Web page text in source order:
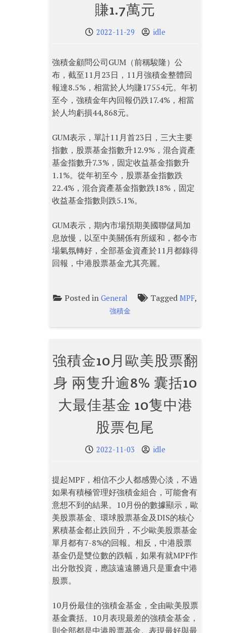
賺1.7萬元
2022-11-29 idle
強積金顧問公司GUM（前稱駿隆）公
布，截至11月23日，11月強積金整體回
報達8.5%，相當於人均賺17554元。年初
至今，強積金年內回報仍跌17.4%，相當
於人均虧損44,868元。
GUM表示，單計11月首23日，三大主要
指數，股票基金指數升12.9%，混合資產
基金指數升7.3%，固定收益基金指數升
1.1%。從年初至今，股票基金指數跌
22.4%，混合資產基金指數跌18%，固定
收益基金指數則跌5.1%。
GUM表示，期內市場預期美國聯儲局加
息放慢，以至中美關係有所緩和，都令市
場氣氛轉好，全部基金資產於11月都錄得
回報，中港股票基金尤其亮麗。
Posted inGeneral TaggedMPF,
強積金
強積金10月歐美股票翻
身 兩隻升逾8% 囊括10
大最佳基金 10隻中港
股票包尾
2022-11-03 idle
提起MPF，相信不少人都感覺心淡，不過
如果有積極管理好強積金組合，可能會有
意想不到的結果。10月份的數據顯示，歐
美股票基金、環球股票基金及DIS的核心
累積基金都止跌回升，不少歐美股票基金
單月都有7-8%的回報。相反，中港股票
基金仍是雙位數的跌幅，如果有就MPF作
出分散投資，應該遠遠勝過只是重倉中港
股票。
10月份最佳的強積金基金，全由歐美股票
基金囊括。10月表現最差的強積金基金，
則全部都是中港股票基金。表現最好與最